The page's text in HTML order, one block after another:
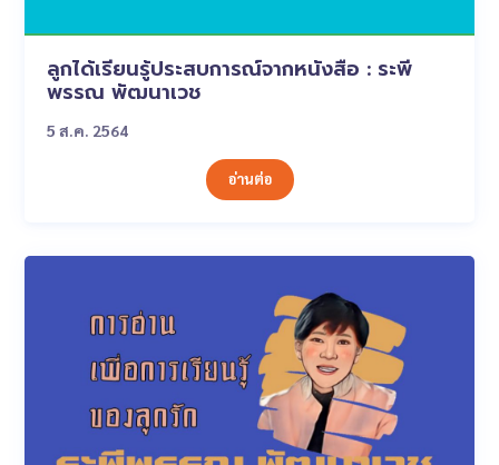
ลูกได้เรียนรู้ประสบการณ์จากหนังสือ : ระพี
พรรณ พัฒนาเวช
5 ส.ค. 2564
อ่านต่อ